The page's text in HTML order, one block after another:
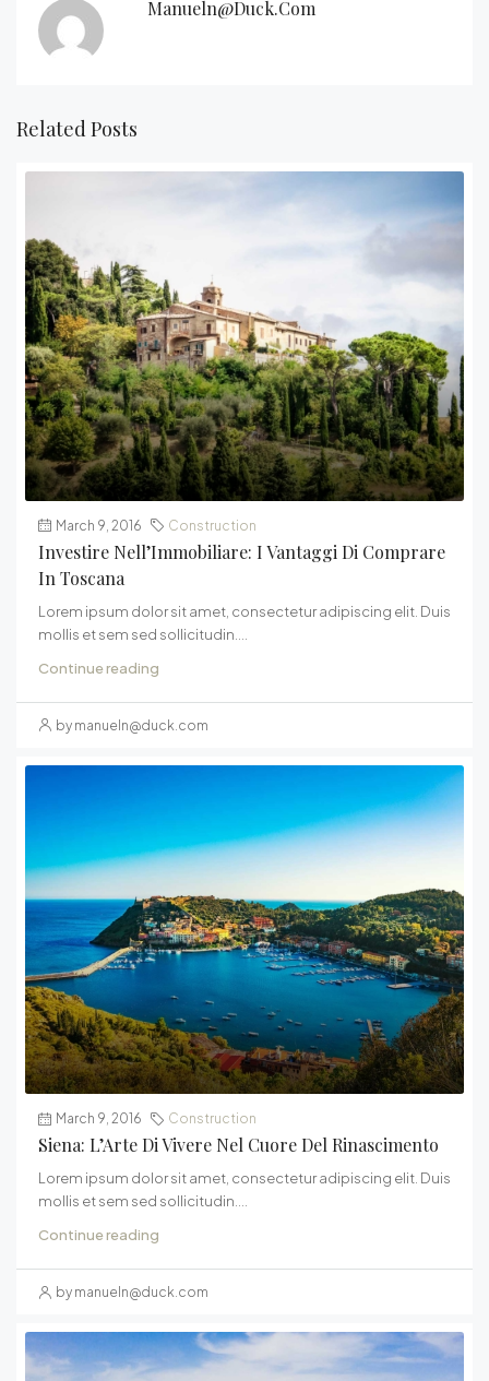
Manueln@duck.com
Related Posts
March 9, 2016 Construction
Investire Nell’Immobiliare: I Vantaggi Di Comprare
In Toscana
Lorem ipsum dolor sit amet, consectetur adipiscing elit. Duis
mollis et sem sed sollicitudin....
Continue reading
by manueln@duck.com
March 9, 2016 Construction
Siena: L’Arte Di Vivere Nel Cuore Del Rinascimento
Lorem ipsum dolor sit amet, consectetur adipiscing elit. Duis
mollis et sem sed sollicitudin....
Continue reading
by manueln@duck.com